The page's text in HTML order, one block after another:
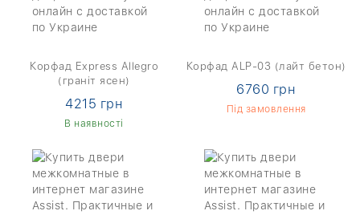
Корфад Express Allegro
(граніт ясен)
4215 грн
В наявності
Корфад ALP-03 (лайт бетон)
6760 грн
Під замовлення